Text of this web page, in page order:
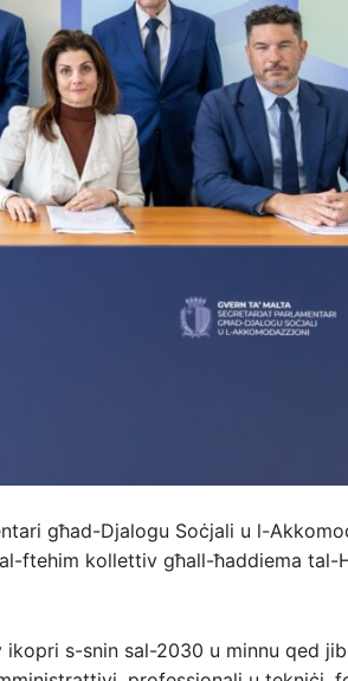
għad-Djalogu Soċjali u l-
ftehim kollettiv għall-ħaddiema tal-
s-snin sal-2030 u minnu qed